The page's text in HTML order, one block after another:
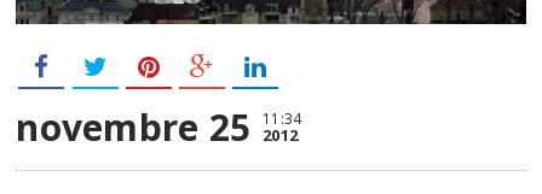
novembre 25 11:34
2012